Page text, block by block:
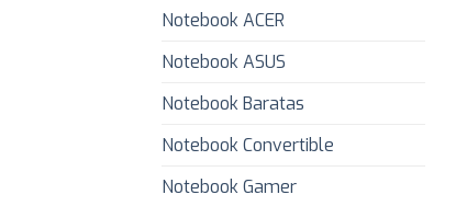
Notebook ACER
Notebook ASUS
Notebook Baratas
Notebook Convertible
Notebook Gamer